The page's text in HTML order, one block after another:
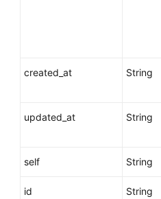
共
服
created_at String
updated_at String
self String
id String